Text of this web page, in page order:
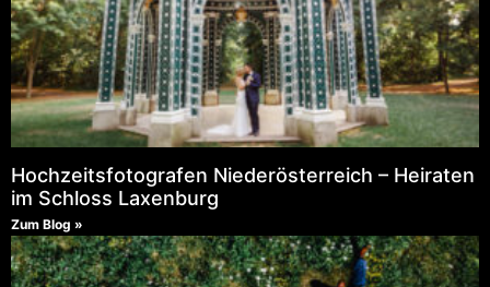
Hochzeitsfotografen Niederösterreich – Heiraten
im Schloss Laxenburg
Zum Blog »